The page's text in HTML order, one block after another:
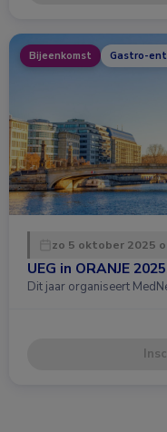
Bijeenkomst Gastro-
zo 5 oktober 2025
UEG in ORANJE 2025
Dit jaar organiseert